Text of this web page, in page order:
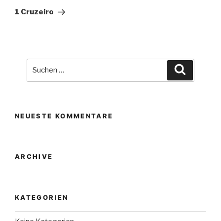
Beitrag
1 Cruzeiro
NEUESTE KOMMENTARE
ARCHIVE
KATEGORIEN